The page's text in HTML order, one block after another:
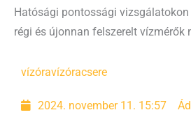
Hatósági pontossági
régi és újonnan felszerelt vízmérők
vízóravízóracsere
2024. november 11. 15:57